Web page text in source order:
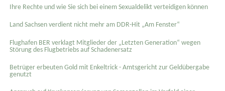
Ihre Rechte und wie Sie sich bei einem Sexual­delikt verteidigen können
Land Sachsen verdient nicht mehr am DDR-Hit „Am Fenster“
Flughafen BER verklagt Mitglieder der „Letzten Generation“ wegen
Störung des Flugbetriebs auf Schadenersatz
Betrüger erbeuten Gold mit Enkeltrick - Amtsgericht zur Geldübergabe
genutzt